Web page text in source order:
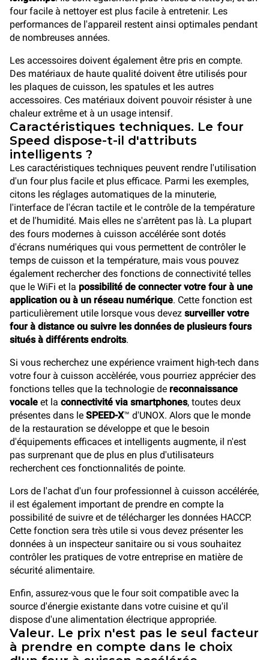
four facile à nettoyer est plus facile à entretenir. Les
performances de l'appareil restent ainsi optimales pendant
de nombreuses années.
Les accessoires doivent également être pris en compte.
Des matériaux de haute qualité doivent être utilisés pour
les plaques de cuisson, les spatules et les autres
accessoires. Ces matériaux doivent pouvoir résister à une
chaleur extrême et à un usage intensif.
Caractéristiques techniques. Le four
Speed dispose-t-il d'attributs
intelligents ?
Les caractéristiques techniques peuvent rendre l'utilisation
d'un four plus facile et plus efficace. Parmi les exemples,
citons les réglages automatiques de la minuterie,
l'interface de l'écran tactile et le contrôle de la température
et de l'humidité. Mais elles ne s'arrêtent pas là. La plupart
des fours modernes à cuisson accélérée sont dotés
d'écrans numériques qui vous permettent de contrôler le
temps de cuisson et la température, mais vous pouvez
également rechercher des fonctions de connectivité telles
que le WiFi et la possibilité de connecter votre four à une
application ou à un réseau numérique. Cette fonction est
particulièrement utile lorsque vous devez surveiller votre
four à distance ou suivre les données de plusieurs fours
situés à différents endroits.
Si vous recherchez une expérience vraiment high-tech dans
votre four à cuisson accèlérée, vous pourriez apprécier des
fonctions telles que la technologie de reconnaissance
vocale et la connectivité via smartphones, toutes deux
présentes dans le SPEED-X™ d'UNOX. Alors que le monde
de la restauration se développe et que le besoin
d'équipements efficaces et intelligents augmente, il n'est
pas surprenant que de plus en plus d'utilisateurs
recherchent ces fonctionnalités de pointe.
Lors de l'achat d'un four professionnel à cuisson accélérée,
il est également important de prendre en compte la
possibilité de suivre et de télécharger les données HACCP.
Cette fonction sera très utile si vous devez présenter les
données à un inspecteur sanitaire ou si vous souhaitez
contrôler les pratiques de votre entreprise en matière de
sécurité alimentaire.
Enfin, assurez-vous que le four soit compatible avec la
source d'énergie existante dans votre cuisine et qu'il
dispose d'une alimentation électrique appropriée.
Valeur. Le prix n'est pas le seul facteur
à prendre en compte dans le choix